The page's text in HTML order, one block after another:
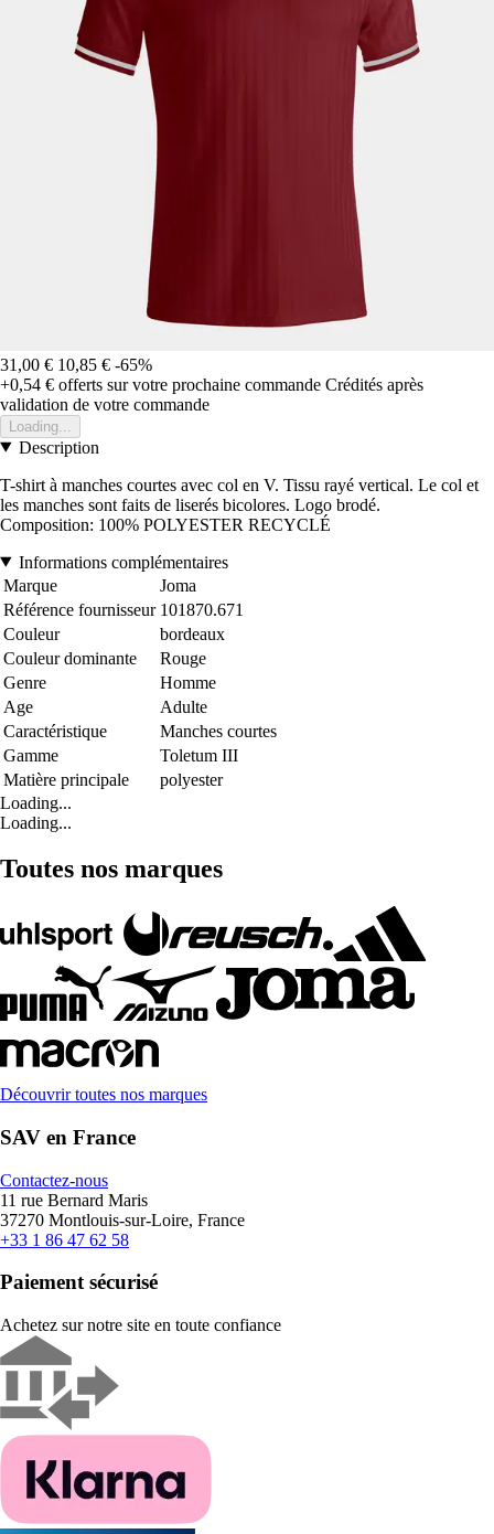
31,00 € 10,85 € -65%
+0,54 € offerts sur votre prochaine commande Crédités après
validation de votre commande
Loading...
Description
T-shirt à manches courtes avec col en V. Tissu rayé vertical. Le col et
les manches sont faits de liserés bicolores. Logo brodé.
Composition: 100% POLYESTER RECYCLÉ
Informations complémentaires
Marque
Joma
Référence fournisseur 101870.671
Couleur
bordeaux
Couleur dominante
Rouge
Genre
Homme
Age
Adulte
Caractéristique
Manches courtes
Gamme
Toletum III
Matière principale
polyester
Loading...
Loading...
Toutes nos marques
Découvrir toutes nos marques
SAV en France
Contactez-nous
11 rue Bernard Maris
37270 Montlouis-sur-Loire, France
+33 1 86 47 62 58
Paiement sécurisé
Achetez sur notre site en toute confiance